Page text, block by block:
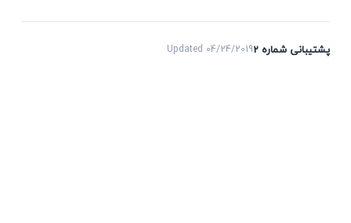
پشتیبانی شماره 2 Updated 04/24/2019